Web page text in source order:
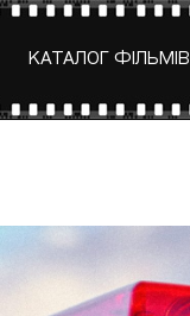
КАТАЛОГ ФІЛЬМІВ